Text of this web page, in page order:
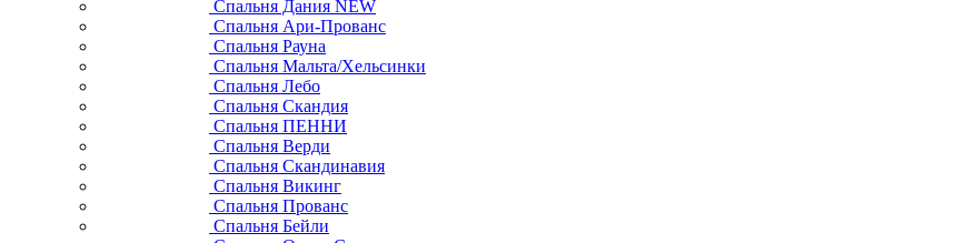
Спальня Дания NEW
Спальня Ари-Прованс
Спальня Рауна
Спальня Мальта/Хельсинки
Спальня Лебо
Спальня Скандия
Спальня ПЕННИ
Спальня Верди
Спальня Скандинавия
Спальня Викинг
Спальня Прованс
Спальня Бейли